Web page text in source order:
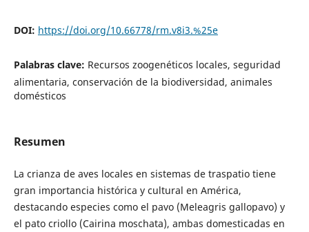
DOI: https://doi.org/10.66778/rm.v8i3.%25e
Palabras clave: Recursos zoogenéticos locales, seguridad
alimentaria, conservación de la biodiversidad, animales
domésticos
Resumen
La crianza de aves locales en sistemas de traspatio tiene
gran importancia histórica y cultural en América,
destacando especies como el pavo (Meleagris gallopavo) y
el pato criollo (Cairina moschata), ambas domesticadas en